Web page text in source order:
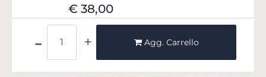
€ 38,00
Agg. Carrello